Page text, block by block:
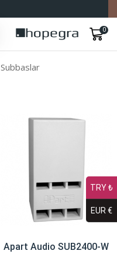
0
Subbaslar
Apart Audio SUB2400-W
TRY ₺
EUR €